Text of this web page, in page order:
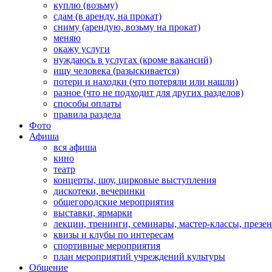
куплю (возьму)
сдам (в аренду, на прокат)
сниму (арендую, возьму на прокат)
меняю
окажу услуги
нуждаюсь в услугах (кроме вакансий)
ищу человека (разыскивается)
потери и находки (что потеряли или нашли)
разное (что не подходит для других разделов)
способы оплаты
правила раздела
Фото
Афиша
вся афиша
кино
театр
концерты, шоу, цирковые выступления
дискотеки, вечеринки
общегородские мероприятия
выставки, ярмарки
лекции, тренинги, семинары, мастер-классы,
квизы и клубы по интересам
спортивные мероприятия
план мероприятий учреждений культуры
Общение